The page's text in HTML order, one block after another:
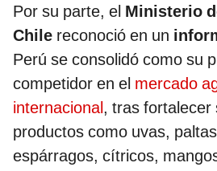
Por su parte, el Ministerio
Chile reconoció en un
Perú se consolidó como su
competidor en el mercado
internacional, tras fortalecer
productos como uvas,
espárragos, cítricos,